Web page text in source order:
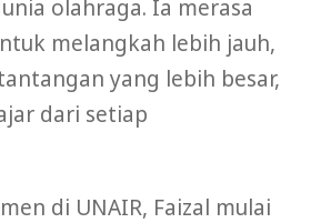
olahraga. Ia merasa
melangkah lebih jauh,
yang lebih besar,
dari setiap
di UNAIR, Faizal mulai